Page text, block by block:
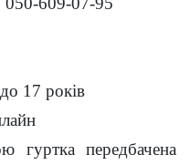
17 років
гуртка передбачена